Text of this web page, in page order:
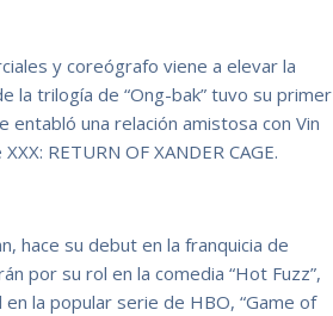
y coreógrafo viene a elevar la
la trilogía de “Ong-bak” tuvo su primer
entabló una relación amistosa con Vin
RETURN OF XANDER CAGE.
hace su debut en la franquicia de
por su rol en la comedia “Hot Fuzz”,
la popular serie de HBO, “Game of